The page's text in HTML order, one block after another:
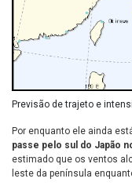
Previsão de trajeto e
Por enquanto ele ainda
passe pelo sul do Japão
estimado que os ventos
leste da península